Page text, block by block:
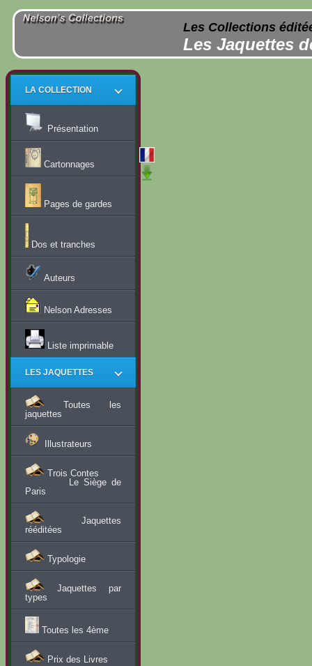
Les Collections
Les Jaquettes
LA COLLECTION
Présentation
Cartonnages
Pages de gardes
Dos et tranches
Auteurs
Nelson Adresses
Liste imprimable
LES JAQUETTES
Toutes les
jaquettes
Illustrateurs
Trois Contes
Le Siège de
Paris
Jaquettes
rééditées
Typologie
Jaquettes par
types
Toutes les 4ème
Prix des Livres